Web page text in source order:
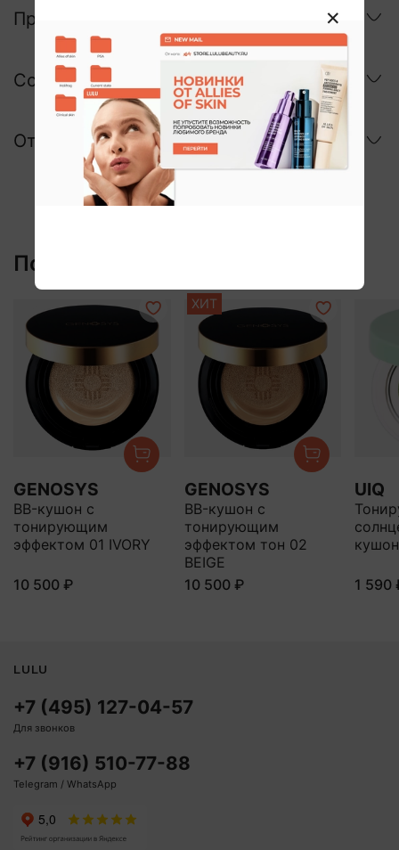
Применение
Состав
Отзывы
Похожие:
GENOSYS
BB-кушон с
тонирующим
эффектом 01 IVORY
10 500 ₽
ХИТ
GENOSYS
BB-кушон с
тонирующим
эффектом тон 02
BEIGE
10 500 ₽
UIQ
1 590
+7 (495) 127-04-57
Для звонков
+7 (916) 510-77-88
Telegram / WhatsApp
LULU